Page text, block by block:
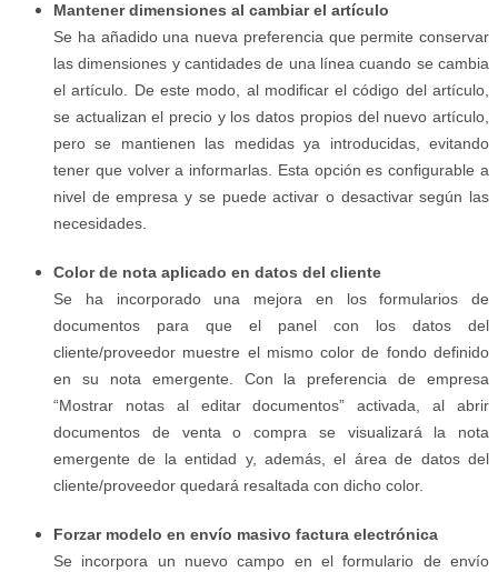
Mantener dimensiones al cambiar el artículo
Se ha añadido una nueva preferencia que permite conservar
las dimensiones y cantidades de una línea cuando se cambia
el artículo. De este modo, al modificar el código del artículo,
se actualizan el precio y los datos propios del nuevo artículo,
pero se mantienen las medidas ya introducidas, evitando
tener que volver a informarlas. Esta opción es configurable a
nivel de empresa y se puede activar o desactivar según las
necesidades.
Color de nota aplicado en datos del cliente
Se ha incorporado una mejora en los formularios de
documentos para que el panel con los datos del
cliente/proveedor muestre el mismo color de fondo definido
en su nota emergente. Con la preferencia de empresa
“Mostrar notas al editar documentos” activada, al abrir
documentos de venta o compra se visualizará la nota
emergente de la entidad y, además, el área de datos del
cliente/proveedor quedará resaltada con dicho color.
Forzar modelo en envío masivo factura electrónica
Se incorpora un nuevo campo en el formulario de envío